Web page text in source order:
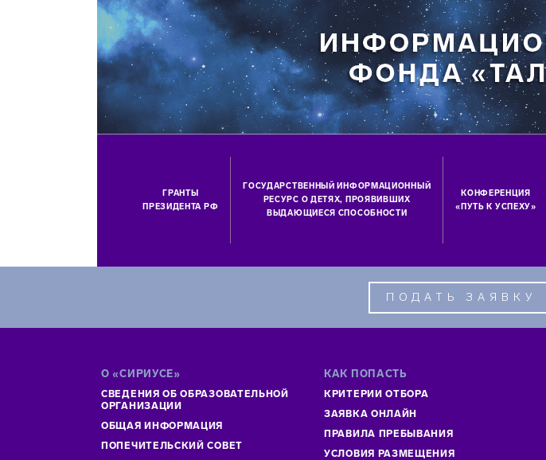
ГРАНТЫ
ПРЕЗИДЕНТА РФ
ГОСУДАРСТВЕННЫЙ ИНФОРМАЦИОННЫЙ
РЕСУРС О ДЕТЯХ, ПРОЯВИВШИХ
ВЫДАЮЩИЕСЯ СПОСОБНОСТИ
КОНФЕРЕНЦИЯ
«ПУТЬ К УСПЕХУ»
ПОДАТЬ ЗАЯВКУ
О «СИРИУСЕ»
СВЕДЕНИЯ ОБ ОБРАЗОВАТЕЛЬНОЙ
ОРГАНИЗАЦИИ
ОБЩАЯ ИНФОРМАЦИЯ
ПОПЕЧИТЕЛЬСКИЙ СОВЕТ
КАК ПОПАСТЬ
КРИТЕРИИ ОТБОРА
ЗАЯВКА ОНЛАЙН
ПРАВИЛА ПРЕБЫВАНИЯ
УСЛОВИЯ РАЗМЕЩЕНИЯ